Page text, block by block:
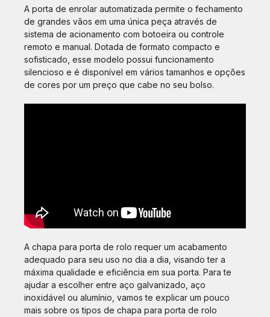
A porta de enrolar automatizada permite o fechamento
de grandes vãos em uma única peça através de
sistema de acionamento com botoeira ou controle
remoto e manual. Dotada de formato compacto e
sofisticado, esse modelo possui funcionamento
silencioso e é disponível em vários tamanhos e opções
de cores por um preço que cabe no seu bolso.
A chapa para porta de rolo requer um acabamento
adequado para seu uso no dia a dia, visando ter a
máxima qualidade e eficiência em sua porta. Para te
ajudar a escolher entre aço galvanizado, aço
inoxidável ou alumínio, vamos te explicar um pouco
mais sobre os tipos de chapa para porta de rolo